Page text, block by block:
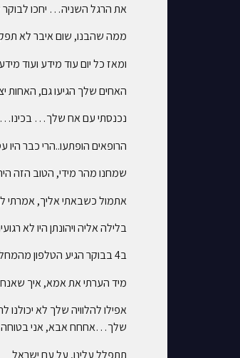
את הרגל השניה… יחכו
ממה שהבנו, שום איבר לא
ומאז כל יום עוד מידע ועוד
האחים שלך הגיעו גם, האחות
נכנסתי עם אח שלך… בכינו…
הרופאים הופתעו..הרי כבר היו
שמחנו מהר מידי, הטוב הזה
אתמול כשבאתי אליך,
בלילה אליה ויהונתן היו לא
ב4 בבוקר הגיע הטלפון מהמחלקה… המצב קריטי, אם תרצו להגיע…
מיד הערתי את אמא, איך
אפילו להלוויה שלך לא
שלך…אחחח אבא, אני בטוחה
תתפלל עלינו, על עם ישראל